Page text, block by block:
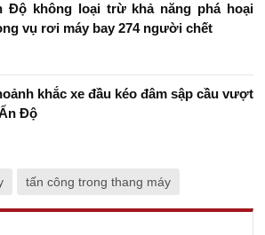
Độ không loại trừ khả năng phá hoại
vụ rơi máy bay 274 người chết
khắc xe đầu kéo đâm sập cầu vượt
Độ
tấn công trong thang máy